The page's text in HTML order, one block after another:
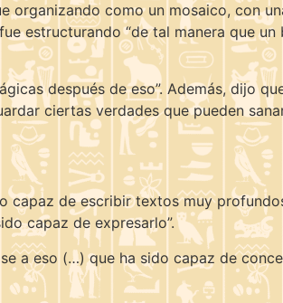
organizando como un mosaico, con
estructurando “de tal manera que
después de eso”. Además, dijo
ciertas verdades que pueden
capaz de escribir textos muy
capaz de expresarlo”.
a eso (…) que ha sido capaz de